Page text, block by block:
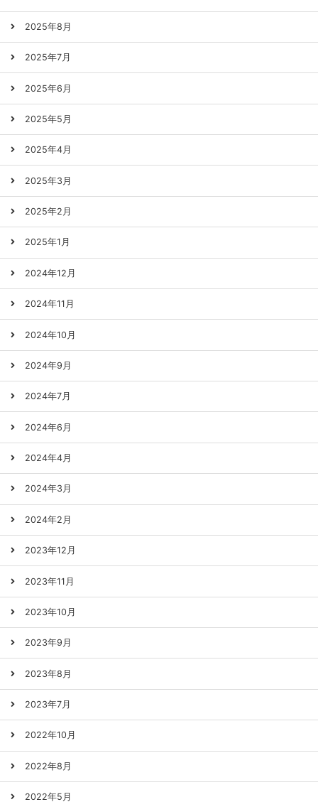
2025年8月
2025年7月
2025年6月
2025年5月
2025年4月
2025年3月
2025年2月
2025年1月
2024年12月
2024年11月
2024年10月
2024年9月
2024年7月
2024年6月
2024年4月
2024年3月
2024年2月
2023年12月
2023年11月
2023年10月
2023年9月
2023年8月
2023年7月
2022年10月
2022年8月
2022年5月